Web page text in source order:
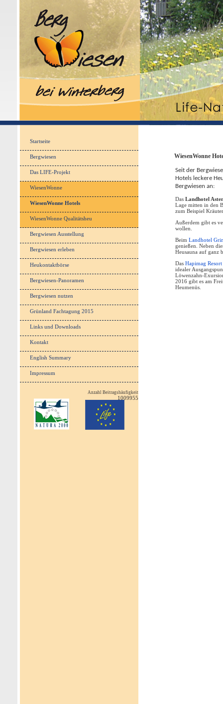
Startseite
Bergwiesen
Das LIFE-Projekt
WiesenWonne
WiesenWonne Hotels
WiesenWonne Qualitätsheu
Bergwiesen Ausstellung
Bergwiesen erleben
Heukontaktbörse
Bergwiesen-Panoramen
Bergwiesen nutzen
Grünland Fachtagung 2015
Links und Downloads
Kontakt
English Summary
Impressum
Anzahl Beitragshäufigkeit
1009955
WiesenWonne
Seit der
Hotels leckere
Bergwiesen an:
Das Landhotel
Lage mitten in den
zum Beispiel
Außerdem gibt es
wollen.
Beim Landhotel
genießen. Neben
Heusauna auf ganz
Das Hapimag
idealer
Löwenzahn-
2016 gibt es am
Heumenüs.